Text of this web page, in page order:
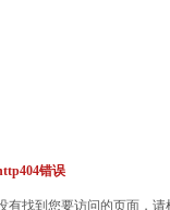
错误
有找到您要访问的页面，